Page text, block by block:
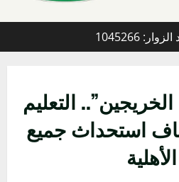
1045266
التعليم
استحداث جميع